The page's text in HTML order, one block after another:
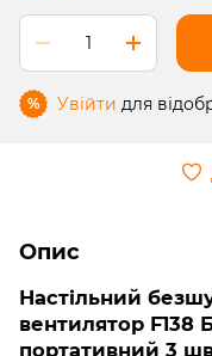
% Увійти для
Опис
Настільний
вентилятор F138
портативний 3